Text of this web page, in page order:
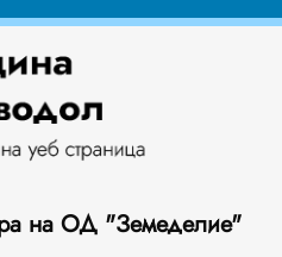
на ОД "Земеделие"